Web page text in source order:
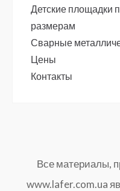
Детские площадки
размерам
Сварные
Цены
Контакты
Все материалы,
www.lafer.com.ua